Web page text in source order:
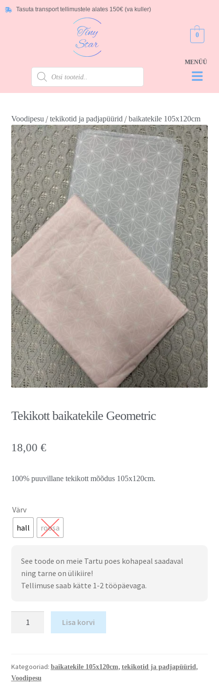
Tasuta transport tellimustele alates 150€ (va kuller)
0
Voodipesu/tekikotid ja padjapüürid/baikatekile 105x120cm
Tekikott baikatekile Geometric
18,00 €
100% puuvillane tekikott mõõdus 105x120cm.
Värv
hall
roosa
See toode on meie Tartu poes kohapeal saadaval
ning tarne on ülikiire!
Tellimuse saab kätte 1-2 tööpäevaga.
Lisa korvi
Kategooriad: baikatekile 105x120cm, tekikotid ja padjapüürid,
Voodipesu